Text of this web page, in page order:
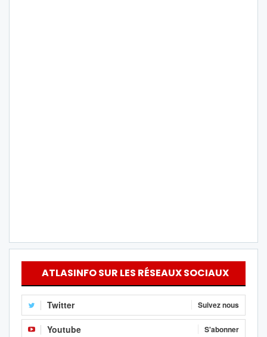
ATLASINFO SUR LES RÉSEAUX SOCIAUX
Twitter Suivez nous
Youtube S'abonner